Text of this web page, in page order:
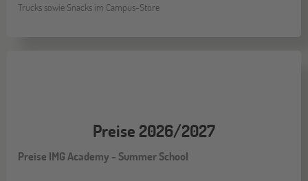
Trucks sowie Snacks im Campus-Store
Preise 2026/2027
Preise IMG Academy - Summer School